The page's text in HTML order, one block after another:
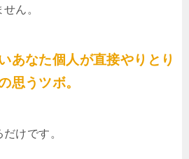
ん。
あなた個人が直接やりとり
思うツボ。
けです。